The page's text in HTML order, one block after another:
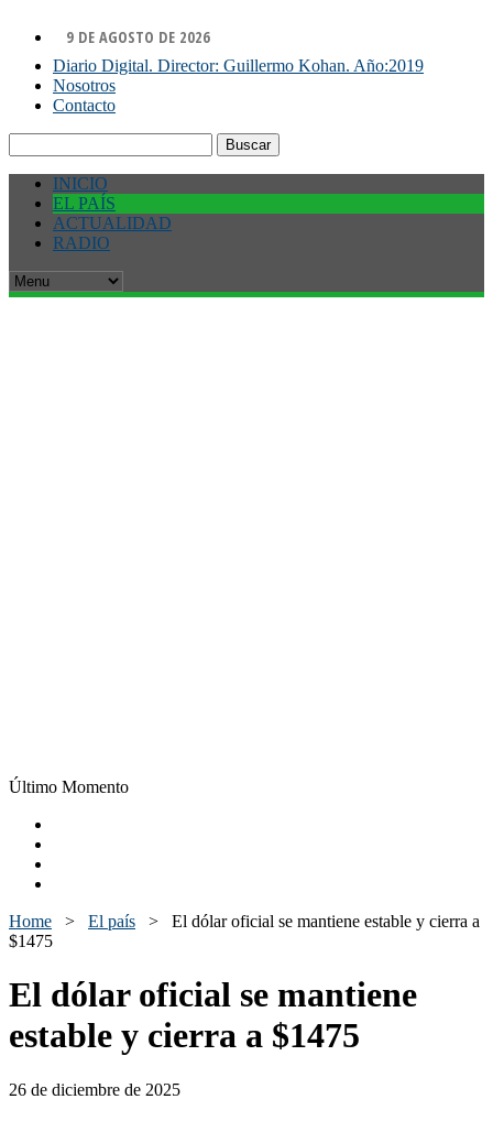
9 DE AGOSTO DE 2026
Diario Digital. Director: Guillermo Kohan. Año:2019
Nosotros
Contacto
INICIO
EL PAÍS
ACTUALIDAD
RADIO
Último Momento
Home > El país > El dólar oficial se mantiene estable y cierra a
$1475
El dólar oficial se mantiene
estable y cierra a $1475
26 de diciembre de 2025